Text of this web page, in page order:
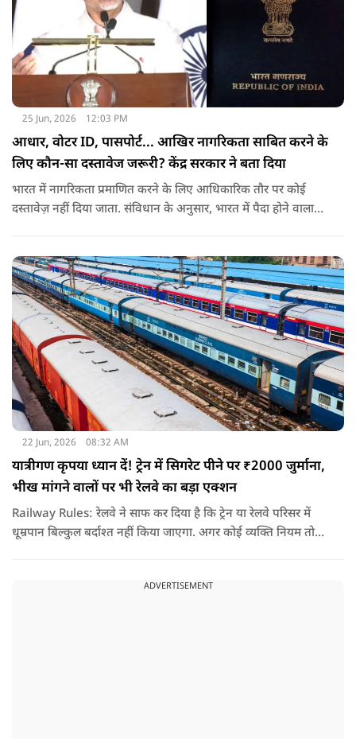
25 Jun, 2026 12:03 PM
आधार, वोटर ID, पासपोर्ट... आखिर नागरिकता साबित करने के
लिए कौन-सा दस्तावेज जरूरी? केंद्र सरकार ने बता दिया
भारत में नागरिकता प्रमाणित करने के लिए आधिकारिक तौर पर कोई
दस्तावेज़ नहीं दिया जाता. संविधान के अनुसार, भारत में पैदा होने वाला
22 Jun, 2026 08:32 AM
यात्रीगण कृपया ध्यान दें! ट्रेन में सिगरेट पीने पर ₹2000 जुर्माना,
भीख मांगने वालों पर भी रेलवे का बड़ा एक्शन
Railway Rules: रेलवे ने साफ कर दिया है कि ट्रेन या रेलवे परिसर में
धूम्रपान बिल्कुल बर्दाश्त नहीं किया जाएगा. अगर कोई व्यक्ति नियम तोड़ते
ADVERTISEMENT